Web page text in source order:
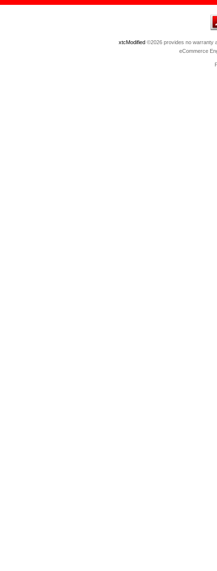
xtcModified©2026 provides no warranty
eCommerce